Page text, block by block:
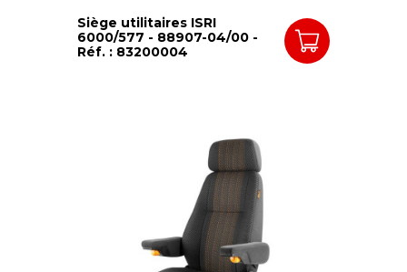
Siège utilitaires ISRI
6000/577 - 88907-04/00 -
Réf. : 83200004